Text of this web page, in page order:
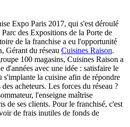
Expo Paris 2017, qui s'est déroulé
des Expositions de la Porte de
de la franchise a eu l'opportunité
Gérant du réseau Cuisines Raison.
100 magasins, Cuisines Raison a
avec une idée : satisfaire le
la cuisine afin de répondre
acheteurs. Les forces du réseau ?
l'enseigne maîtrise
de ses clients. Pour le franchisé, c'est
de frais inutiles de fonds de